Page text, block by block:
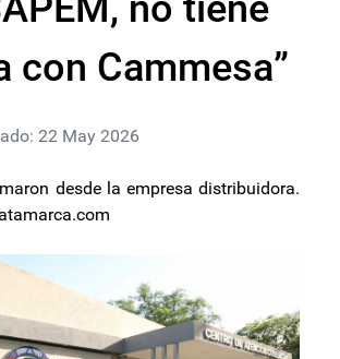
con Cammesa”
22 May 2026
desde la empresa distribuidora.